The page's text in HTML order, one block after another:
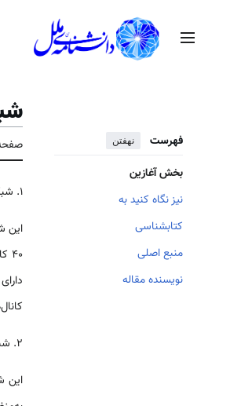
منوی اصلی
فهرست نهفتن
بخش آغازین
نیز نگاه کنید به
کتابشناسی
منبع اصلی
نویسنده مقاله
۱. شبکهٔ UBC
این
۲. شبکهٔ جهانی تلویزیون ماهواره‌ای
این